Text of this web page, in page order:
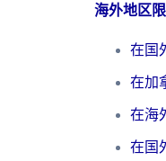
海外地区